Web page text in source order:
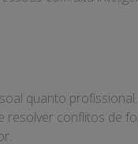
quanto
conflitos de